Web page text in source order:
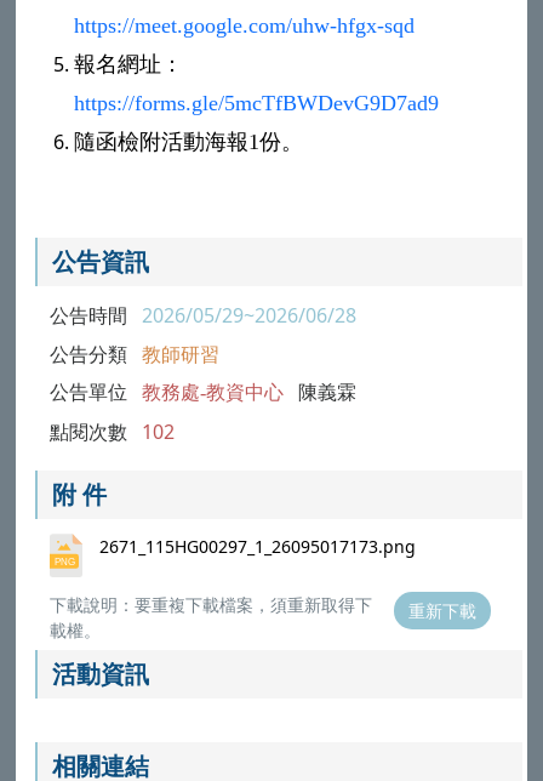
https://meet.google.com/uhw-hfgx-sqd
報名網址：
https://forms.gle/5mcTfBWDevG9D7ad9
隨函檢附活動海報1份。
公告資訊
公告時間 2026/05/29~2026/06/28
公告分類 教師研習
公告單位 教務處-教資中心 陳義霖
點閱次數 102
附 件
2671_115HG00297_1_26095017173.png
下載說明：要重複下載檔案，須重新取得下
載權。
重新下載
活動資訊
相關連結